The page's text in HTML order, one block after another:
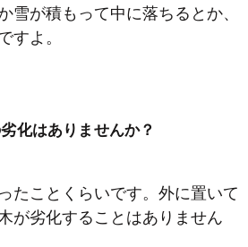
雪が積もって中に落ちるとか、
すよ。
化はありませんか？
たことくらいです。外に置いて
が劣化することはありません